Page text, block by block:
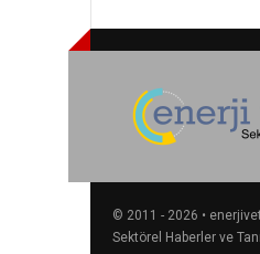
© 2011 - 2026 •
Sektörel Haberler ve